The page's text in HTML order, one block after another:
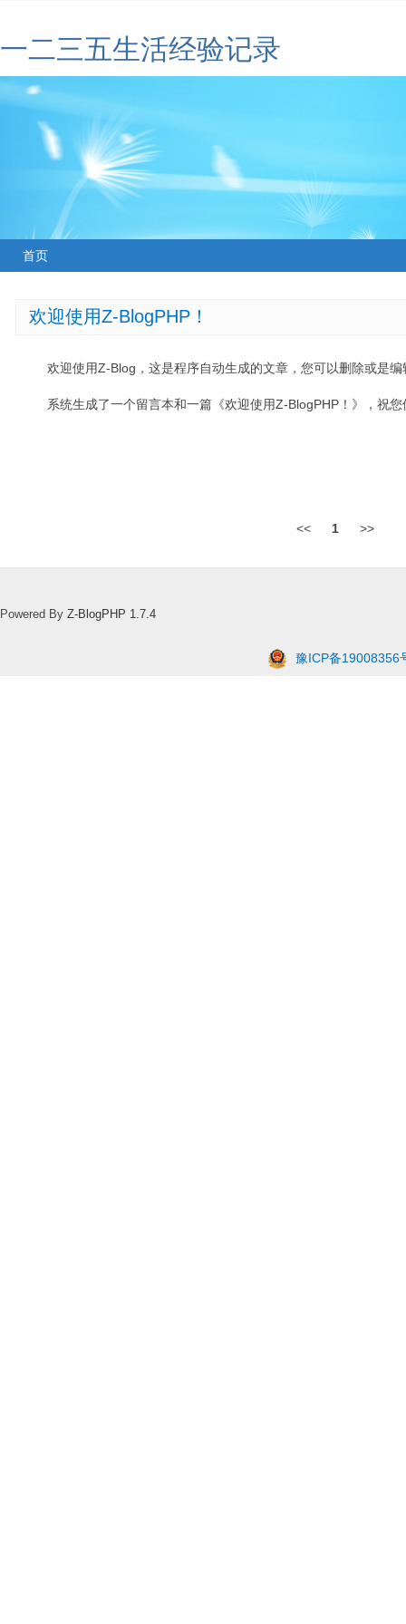
一二三五生活经验记录
首页
欢迎使用Z-BlogPHP！
欢迎使用Z-Blog，这是程序自动生成的文章，您可以删除或是编
系统生成了一个留言本和一篇《欢迎使用Z-BlogPHP！》，祝
<< 1 >>
Powered By Z-BlogPHP 1.7.4
豫ICP备19008356